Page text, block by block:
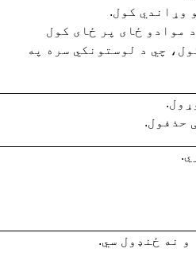
وړاندي کول.
موادو ځای پر ځای کول
چي د لوستونکي سره په
حذفول.
و نه ځنډول سي.